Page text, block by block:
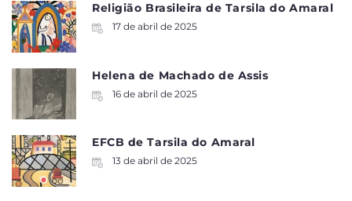
Religião Brasileira de Tarsila do Amaral
17 de abril de 2025
Helena de Machado de Assis
16 de abril de 2025
EFCB de Tarsila do Amaral
13 de abril de 2025